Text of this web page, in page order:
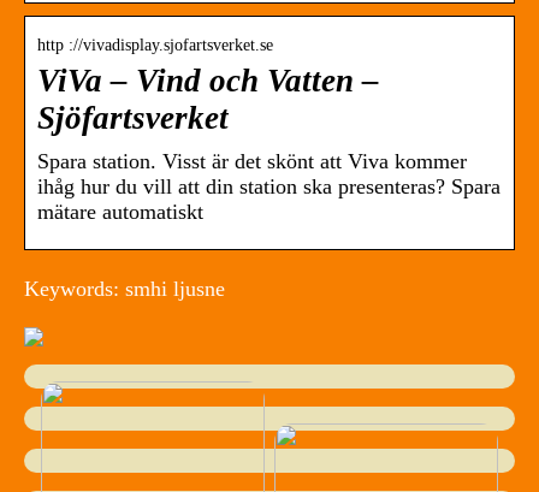
http ://vivadisplay.sjofartsverket.se
ViVa – Vind och Vatten –
Sjöfartsverket
Spara station. Visst är det skönt att Viva kommer
ihåg hur du vill att din station ska presenteras? Spara
mätare automatiskt
Keywords: smhi ljusne